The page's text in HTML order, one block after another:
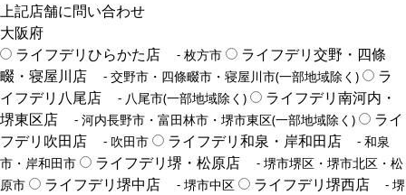
上記店舗に問い合わせ
大阪府
ライフデリひらかた店
- 枚方市
ライフデリ交野・四條
畷・寝屋川店
- 交野市・四條畷市・寝屋川市(一部地域除く)
ラ
イフデリ八尾店
- 八尾市(一部地域除く)
ライフデリ南河内・
堺東区店
- 河内長野市・富田林市・堺市東区(一部地域除く)
ライ
フデリ吹田店
- 吹田市 ライフデリ和泉・岸和田店
- 和泉
市・岸和田市
ライフデリ堺・松原店
- 堺市堺区・堺市北区・松
原市
ライフデリ堺中店 - 堺市中区 ライフデリ堺西店
- 堺